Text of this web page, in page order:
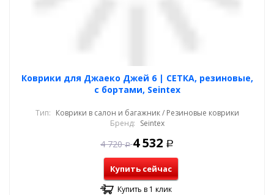
Коврики для Джаеко Джей 6 | СЕТКА, резиновые,
с бортами, Seintex
Тип: Коврики в салон и багажник / Резиновые коврики
Бренд: Seintex
4 720 Р 4 532 Р
Купить сейчас
Купить в 1 клик